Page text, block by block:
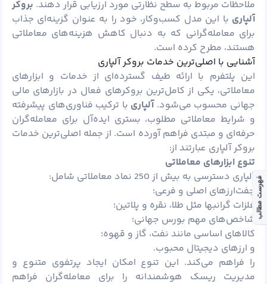
ملاحظات مربوط به سطح نظارتی مورد ارزیابی قرار دهند. بروکر
آلپاری با این مدل کسب‌وکار، خود را به عنوان گزینه‌ای جذاب
برای معامله‌گرانی که به دنبال کاهش هزینه‌های معاملاتی
هستند، مطرح کرده است.
آشنایی با اصلی‌ترین خدمات بروکر آلپاری
این پلتفرم با ارائه طیف گسترده‌ای از خدمات و ابزارهای
معاملاتی، یکی از کامل‌ترین بروکرهای فعال در بازارهای مالی
جهانی محسوب می‌شود.آلپاری با ترکیب فناوری‌های پیشرفته
و شرایط معاملاتی مطلوب، بستری ایده‌آل برای معامله‌گران
حرفه‌ای و مبتدی فراهم آورده است. از جمله اصلی‌ترین خدمات
بروکر آلپاری عبارتند از:
تنوع ابزارهای معاملاتی
آلپاری دسترسی به بیش از 250 نماد معاملاتی شامل:
جفت‌ارزهای اصلی و فرعی؛
فلزات گرانبها مثل طلا، نقره و پلاتین؛
شاخص‌های مهم بورس جهانی؛
کالاهای اساسی مانند نفت، گاز و قهوه؛
و ارزهای دیجیتال محبوب.
را فراهم می‌کند. این تنوع امکان ایجاد پرتفوی متنوع و
مدیریت ریسک هوشمندانه را برای معامله‌گران فراهم
فهرست مطالب